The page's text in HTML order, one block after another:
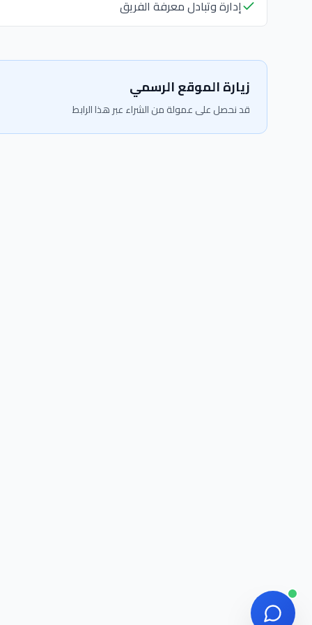
إدارة وتبادل معرفة الفريق
زيارة الموقع الرسمي
قد نحصل على عمولة من الشراء عبر هذا الرابط